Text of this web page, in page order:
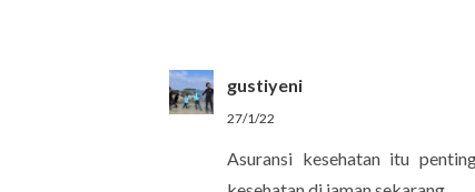
gustiyeni
27/1/22
Asuransi kesehatan itu